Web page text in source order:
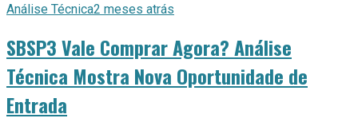
Análise Técnica2 meses atrás
SBSP3 Vale Comprar Agora? Análise
Técnica Mostra Nova Oportunidade de
Entrada